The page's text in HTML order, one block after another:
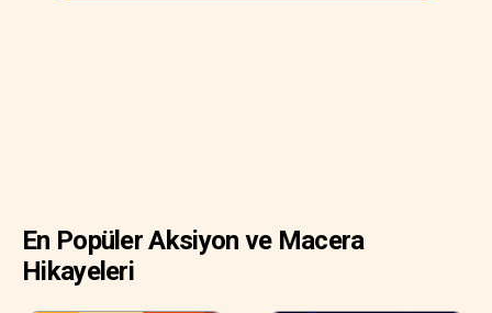
En Popüler Aksiyon ve Macera
Hikayeleri